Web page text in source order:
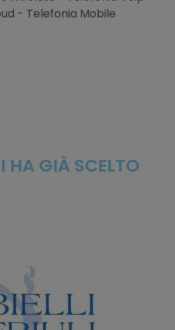
- Telefonia Mobile
HA GIÀ SCELTO